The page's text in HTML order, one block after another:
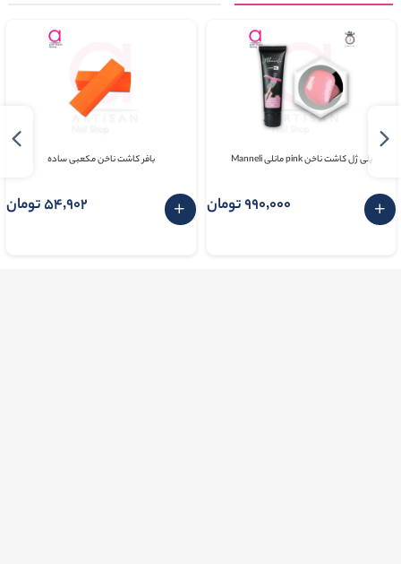
پلی ژل کاشت ناخن pink مانلی Manneli
990٬000 تومان
بافر کاشت ناخن مکعبی ساده
54٬902 تومان